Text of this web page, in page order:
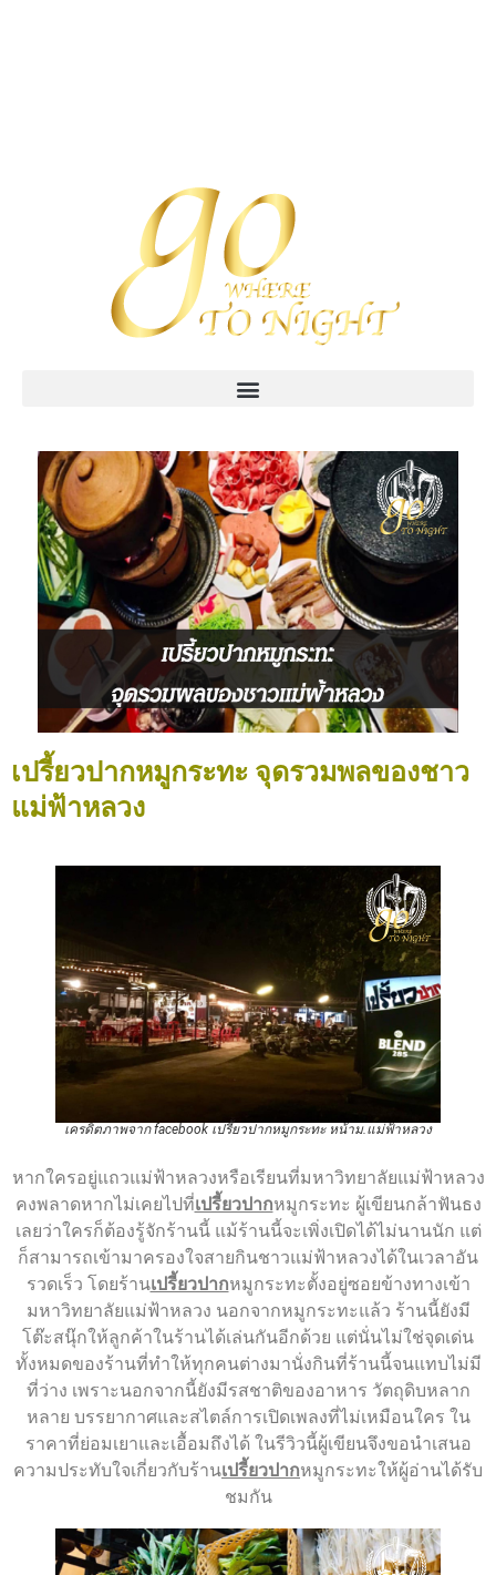
เปรี้ยวปากหมูกระทะ จุดรวมพลของชาว
แม่ฟ้าหลวง
เครดิตภาพจาก facebook เปรี้ยวปากหมูกระทะ หน้าม.แม่ฟ้าหลวง
หากใครอยู่แถวแม่ฟ้าหลวงหรือเรียนที่มหาวิทยาลัยแม่ฟ้าหลวง
คงพลาดหากไม่เคยไปที่เปรี้ยวปากหมูกระทะ ผู้เขียนกล้าฟันธง
เลยว่าใครก็ต้องรู้จักร้านนี้ แม้ร้านนี้จะเพิ่งเปิดได้ไม่นานนัก แต่
ก็สามารถเข้ามาครองใจสายกินชาวแม่ฟ้าหลวงได้ในเวลาอัน
รวดเร็ว โดยร้านเปรี้ยวปากหมูกระทะตั้งอยู่ซอยข้างทางเข้า
มหาวิทยาลัยแม่ฟ้าหลวง นอกจากหมูกระทะแล้ว ร้านนี้ยังมี
โต๊ะสนุ๊กให้ลูกค้าในร้านได้เล่นกันอีกด้วย แต่นั่นไม่ใช่จุดเด่น
ทั้งหมดของร้านที่ทำให้ทุกคนต่างมานั่งกินที่ร้านนี้จนแทบไม่มี
ที่ว่าง เพราะนอกจากนี้ยังมีรสชาติของอาหาร วัตถุดิบหลาก
หลาย บรรยากาศและสไตล์การเปิดเพลงที่ไม่เหมือนใคร ใน
ราคาที่ย่อมเยาและเอื้อมถึงได้ ในรีวิวนี้ผู้เขียนจึงขอนำเสนอ
ความประทับใจเกี่ยวกับร้านเปรี้ยวปากหมูกระทะให้ผู้อ่านได้รับ
ชมกัน